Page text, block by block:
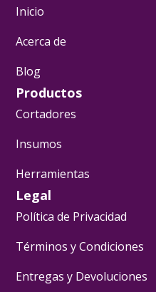
Inicio
Acerca de
Blog
Productos
Cortadores
Insumos
Herramientas
Legal
Política de Privacidad
Términos y Condiciones
Entregas y Devoluciones